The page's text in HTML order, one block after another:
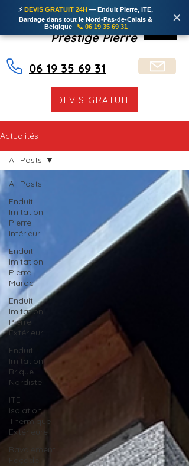
Prestige Pierre
06 19 35 69 31
DEVIS GRATUIT
Actualités
All Posts
Enduit
Imitation
Pierre
Intérieur
Enduit
Imitation
Pierre
Maroc
Enduit
Imitation
Pierre
Extérieur
Enduit
Imitation
Brique
Nordiste
ITE
Isolation
Thermique
Extérieure
Ravalement
Façade
All Posts
⚡ DEVIS GRATUIT 24H — Enduit Pierre, ITE,
Bardage dans tout le Nord-Pas-de-Calais &
Belgique
📞 06 19 35 69 31
✕